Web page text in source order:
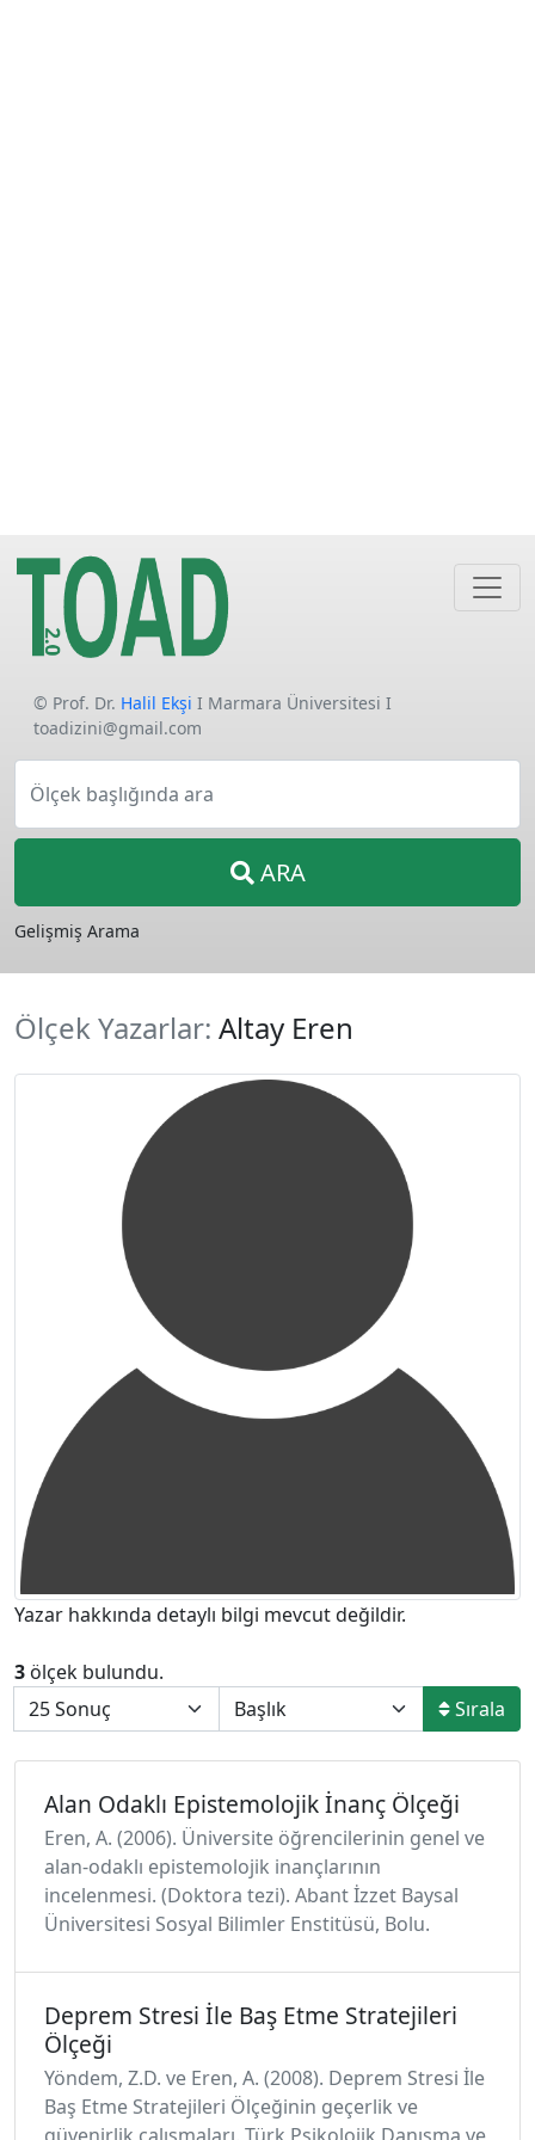
© Prof. Dr. Halil Ekşi I Marmara Üniversitesi I
toadizini@gmail.com
Ölçek başlığında ara
ARA
Gelişmiş Arama
Ölçek Yazarlar: Altay Eren
Yazar hakkında detaylı bilgi mevcut değildir.
3 ölçek bulundu.
Sırala
Alan Odaklı Epistemolojik İnanç Ölçeği
Eren, A. (2006). Üniversite öğrencilerinin genel ve
alan-odaklı epistemolojik inançlarının
incelenmesi. (Doktora tezi). Abant İzzet Baysal
Üniversitesi Sosyal Bilimler Enstitüsü, Bolu.
Deprem Stresi İle Baş Etme Stratejileri
Ölçeği
Yöndem, Z.D. ve Eren, A. (2008). Deprem Stresi İle
Baş Etme Stratejileri Ölçeğinin geçerlik ve